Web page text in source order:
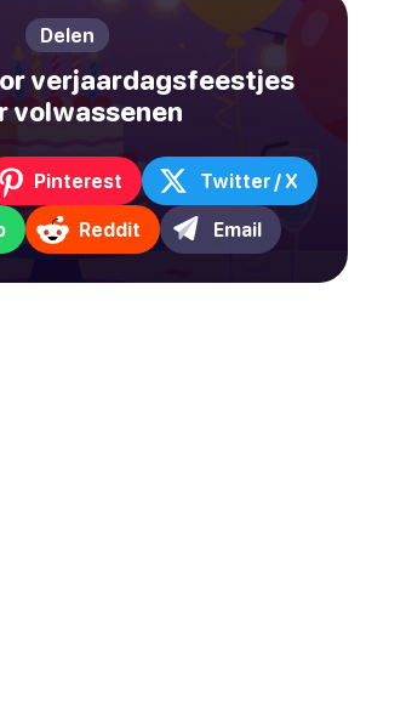
Delen
verjaardagsfeestjes
volwassenen
Pinterest Twitter / X
Reddit Email